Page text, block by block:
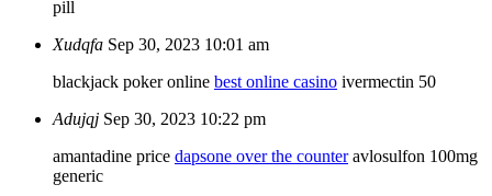
pill
Xudqfa Sep 30, 2023 10:01 am
blackjack poker online best online casino ivermectin 50
Adujqj Sep 30, 2023 10:22 pm
amantadine price dapsone over the counteravlosulfon 100mg
generic